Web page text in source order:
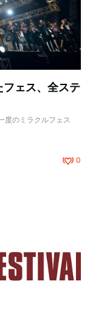
ェス、全ステ
度のミラクルフェス
0